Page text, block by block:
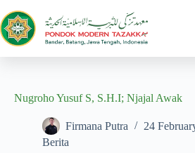
Nugroho Yusuf S, S.H.I; Njajal Awak
Firmana Putra
24
Berita